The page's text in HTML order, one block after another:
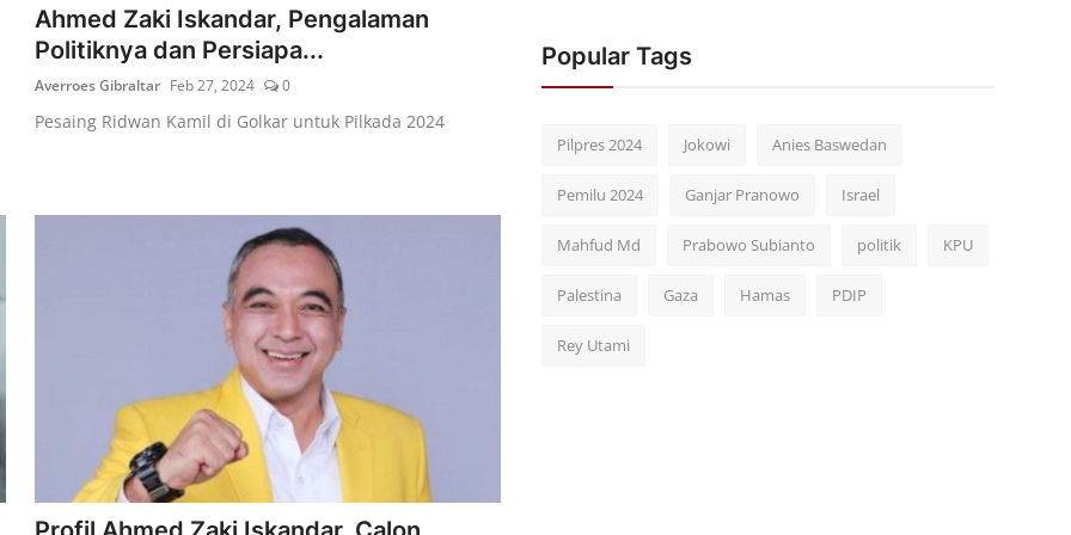
Ahmed Zaki Iskandar, Pengalaman
Politiknya dan Persiapa...
Averroes Gibraltar Feb 27, 2024 0
Pesaing Ridwan Kamil di Golkar untuk Pilkada 2024
Popular Tags
Pilpres 2024 Jokowi Anies Baswedan
Pemilu 2024 Ganjar Pranowo Israel
Mahfud Md Prabowo Subianto politik KPU
Palestina Gaza Hamas PDIP
Rey Utami